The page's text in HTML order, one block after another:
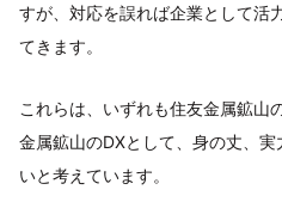
すが、対応を誤れば企業として活
てきます。
これらは、いずれも住友金属鉱山
金属鉱山のDXとして、身の丈、
いと考えています。